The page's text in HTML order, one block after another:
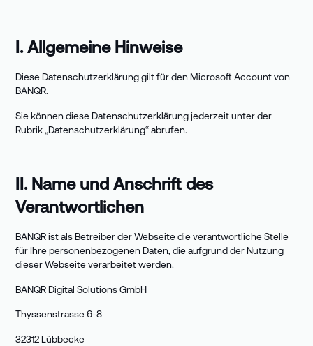
I. Allgemeine Hinweise
Diese Datenschutzerklärung gilt für den Microsoft Account von
BANQR.
Sie können diese Datenschutzerklärung jederzeit unter der
Rubrik „Datenschutzerklärung“ abrufen.
II. Name und Anschrift des
Verantwortlichen
BANQR ist als Betreiber der Webseite die verantwortliche Stelle
für Ihre personenbezogenen Daten, die aufgrund der Nutzung
dieser Webseite verarbeitet werden.
BANQR Digital Solutions GmbH
Thyssenstrasse 6-8
32312 Lübbecke